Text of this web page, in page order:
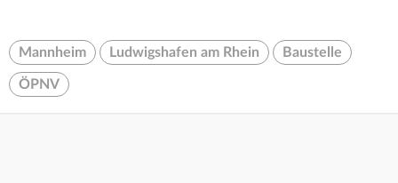
Mannheim Ludwigshafen am Rhein Baustelle
ÖPNV